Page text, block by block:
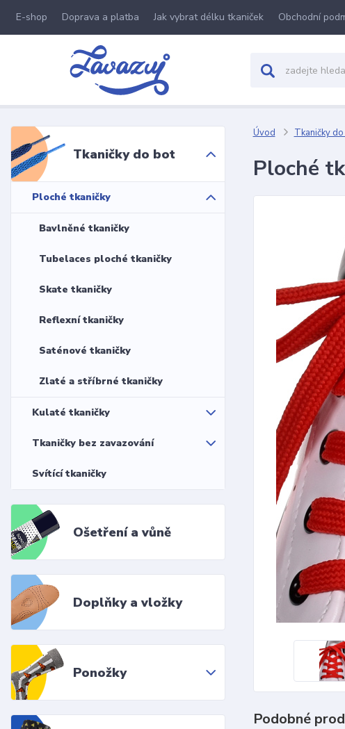
E-shop Doprava a platba Jak vybrat délku tkaniček Obchodní
Tkaničky do bot
Ploché tkaničky
Bavlněné tkaničky
Tubelaces ploché tkaničky
Skate tkaničky
Reflexní tkaničky
Saténové tkaničky
Zlaté a stříbrné tkaničky
Kulaté tkaničky
Tkaničky bez zavazování
Svítící tkaničky
Ošetření a vůně
Doplňky a vložky
Ponožky
Úvod Tkaničky
Ploché
Podobné